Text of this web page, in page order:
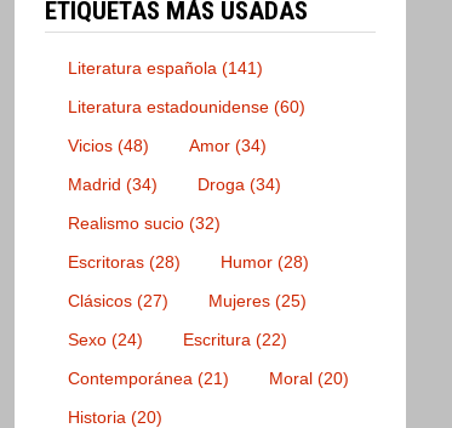
ETIQUETAS MÁS USADAS
Literatura española (141)
Literatura estadounidense (60)
Vicios (48) Amor (34)
Madrid (34) Droga (34)
Realismo sucio (32)
Escritoras (28) Humor (28)
Clásicos (27) Mujeres (25)
Sexo (24) Escritura (22)
Contemporánea (21) Moral (20)
Historia (20)